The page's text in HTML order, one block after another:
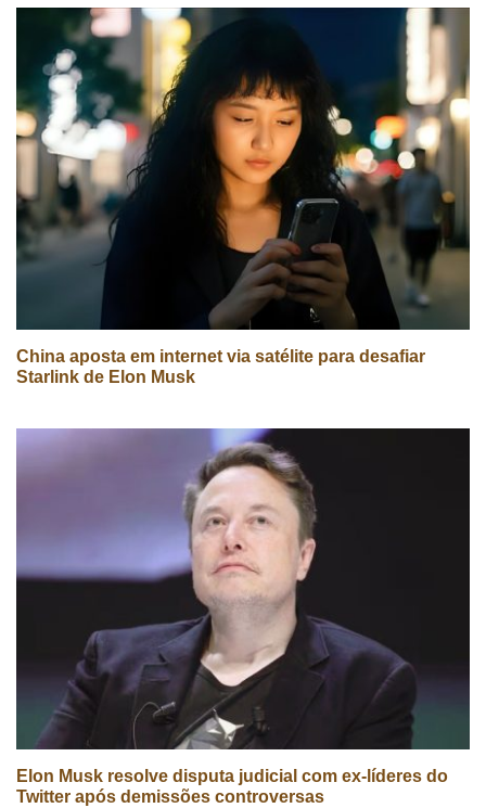
China aposta em internet via satélite para desafiar
Starlink de Elon Musk
Elon Musk resolve disputa judicial com ex-líderes do
Twitter após demissões controversas